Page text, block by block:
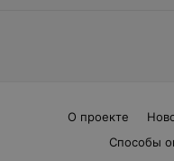
О проекте
Способы